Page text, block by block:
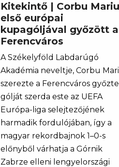
Kitekintő | Corbu
első európai
kupagóljával győzött a
Ferencváros
A Székelyföld Labdarúgó
Akadémia neveltje, Corbu
szerezte a Ferencváros
gólját szerda este az UEFA
Európa-liga selejtezőjének
harmadik fordulójában, így a
magyar rekordbajnok 1–0-s
előnyből várhatja a Górnik
Zabrze elleni lengyelországi